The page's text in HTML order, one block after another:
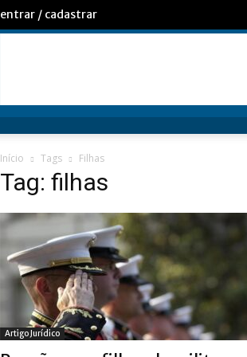
entrar / cadastrar
Início Tags Filhas
Tag: filhas
Artigo Jurídico